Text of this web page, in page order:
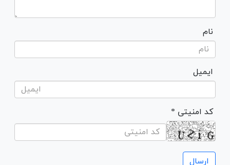
نام
ایمیل
* کد امنیتی